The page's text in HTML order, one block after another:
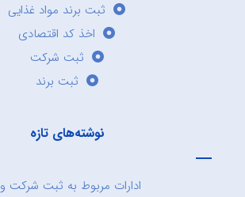
ثبت برند مواد غذایی
اخذ کد اقتصادی
ثبت شرکت
ثبت برند
نوشته‌های تازه
ادارات مربوط به ثبت شرکت و